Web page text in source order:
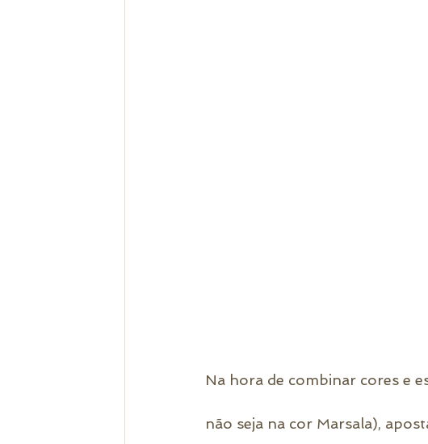
Na hora de combinar cores e
não seja na cor Marsala),